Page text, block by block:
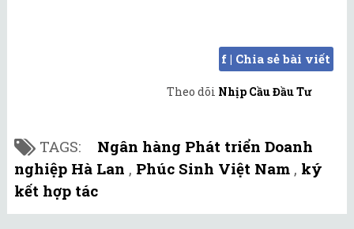
f | Chia sẻ bài viết
Theo dõi Nhịp Cầu Đầu Tư
TAGS: Ngân hàng Phát triển Doanh
nghiệp Hà Lan , Phúc Sinh Việt Nam , ký
kết hợp tác